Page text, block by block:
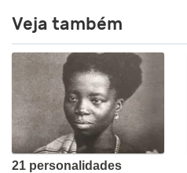
Veja também
21 personalidades